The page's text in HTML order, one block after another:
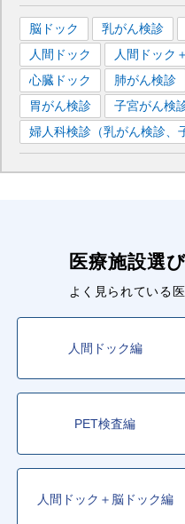
八王子駅 北八王子駅
■JR成田エクスプレス
東京駅 品川駅 横浜駅
池袋駅 立川駅 八王
千葉駅 大宮駅 成田
脳ドック 乳がん検診
人間ドック
人間ドック
心臓ドック
肺がん検診
胃がん検診
子宮がん検
婦人科検診（乳がん検診、
医療施設選
よく見られている
人間ドック編
PET検査編
人間ドック＋脳ドック編